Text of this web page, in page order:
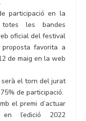
participació en la
les bandes
oficial del festival
favorita a
de maig en la web
el torn del jurat
de participació.
el premi d’actuar
l’edició 2022